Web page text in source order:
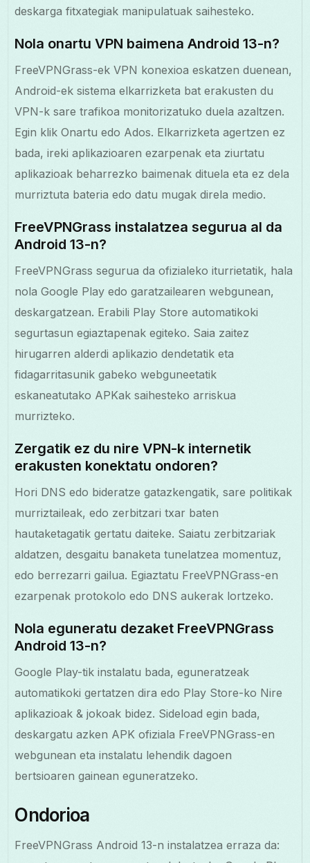
deskarga fitxategiak manipulatuak saihesteko.
Nola onartu VPN baimena Android 13-n?
FreeVPNGrass-ek VPN konexioa eskatzen duenean,
Android-ek sistema elkarrizketa bat erakusten du
VPN-k sare trafikoa monitorizatuko duela azaltzen.
Egin klik Onartu edo Ados. Elkarrizketa agertzen ez
bada, ireki aplikazioaren ezarpenak eta ziurtatu
aplikazioak beharrezko baimenak dituela eta ez dela
murriztuta bateria edo datu mugak direla medio.
FreeVPNGrass instalatzea segurua al da
Android 13-n?
FreeVPNGrass segurua da ofizialeko iturrietatik, hala
nola Google Play edo garatzailearen webgunean,
deskargatzean. Erabili Play Store automatikoki
segurtasun egiaztapenak egiteko. Saia zaitez
hirugarren alderdi aplikazio dendetatik eta
fidagarritasunik gabeko webguneetatik
eskaneatutako APKak saihesteko arriskua
murrizteko.
Zergatik ez du nire VPN-k internetik
erakusten konektatu ondoren?
Hori DNS edo bideratze gatazkengatik, sare politikak
murriztaileak, edo zerbitzari txar baten
hautaketagatik gertatu daiteke. Saiatu zerbitzariak
aldatzen, desgaitu banaketa tunelatzea momentuz,
edo berrezarri gailua. Egiaztatu FreeVPNGrass-en
ezarpenak protokolo edo DNS aukerak lortzeko.
Nola eguneratu dezaket FreeVPNGrass
Android 13-n?
Google Play-tik instalatu bada, eguneratzeak
automatikoki gertatzen dira edo Play Store-ko Nire
aplikazioak & jokoak bidez. Sideload egin bada,
deskargatu azken APK ofiziala FreeVPNGrass-en
webgunean eta instalatu lehendik dagoen
bertsioaren gainean eguneratzeko.
Ondorioa
FreeVPNGrass Android 13-n instalatzea erraza da: